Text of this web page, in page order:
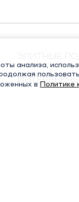
анализа,
в Политике